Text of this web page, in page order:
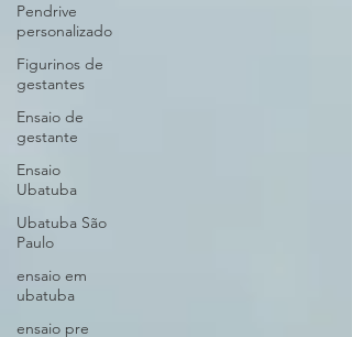
Pendrive
personalizado
Figurinos de
gestantes
Ensaio de
gestante
Ensaio
Ubatuba
Ubatuba São
Paulo
ensaio em
ubatuba
ensaio pre